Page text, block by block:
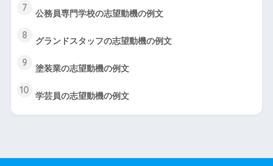
7 公務員専門学校の志望動機の例文
8 グランドスタッフの志望動機の例文
9 塗装業の志望動機の例文
10 学芸員の志望動機の例文